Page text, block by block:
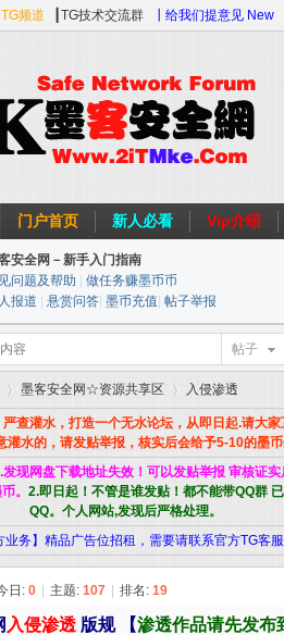
┃TG频道 ┃TG技术交流群 ┃给我们提意见 New
门户首页 新人必看 Vip介绍
安全网－新手入门指南
问题及帮助
做任务赚墨币币
报道
悬赏问答 墨币充值 帖子举报
帖子
›
墨客安全网☆资源共享区
›
入侵渗透
严查灌水，打造一个无水论坛，从即日起.请大家
灌水的，请发贴举报，核实后会给予5-10的墨币
发现网盘下载地址失效！可以发贴举报 审核证实
。 2.即日起！不管是谁发贴！都不能带QQ群
QQ。个人网站,发现后严格处理。
业务】精品广告位招租，需要请联系官方TG客服
日: 0 主题: 107 排名: 19
入侵渗透 版规 【渗透作品请先发布